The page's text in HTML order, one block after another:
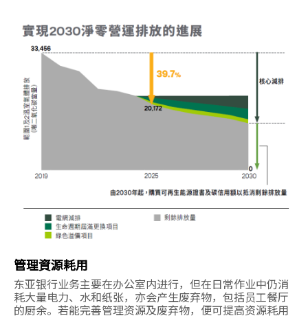
管理資源耗用
东亚银行业务主要在办公室内进行，但在日常作业中仍消
耗大量电力、水和纸张，亦会产生废弃物，包括员工餐厅
的厨余。若能完善管理资源及废弃物，便可提高资源耗用